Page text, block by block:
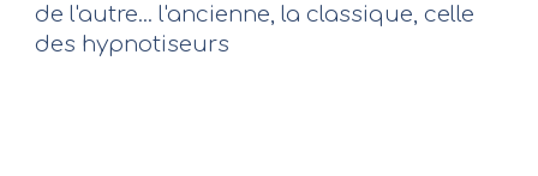
de l'autre... l'ancienne, la classique, celle
des hypnotiseurs